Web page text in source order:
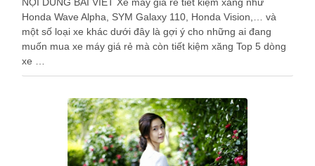
Honda Wave Alpha, SYM Galaxy 110, Honda Vision,… và
một số loại xe khác dưới đây là gợi ý cho những ai đang
muốn mua xe máy giá rẻ mà còn tiết kiệm xăng Top 5 dòng
xe …